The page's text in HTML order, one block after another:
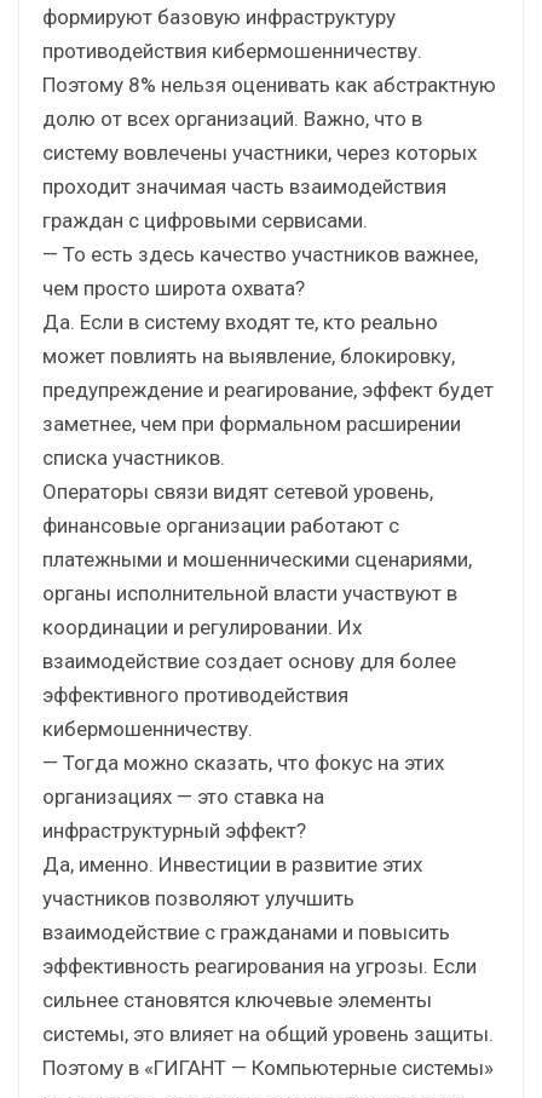
формируют базовую инфраструктуру
противодействия кибермошенничеству.
Поэтому 8% нельзя оценивать как абстрактную
долю от всех организаций. Важно, что в
систему вовлечены участники, через которых
проходит значимая часть взаимодействия
граждан с цифровыми сервисами.
— То есть здесь качество участников важнее,
чем просто широта охвата?
Да. Если в систему входят те, кто реально
может повлиять на выявление, блокировку,
предупреждение и реагирование, эффект будет
заметнее, чем при формальном расширении
списка участников.
Операторы связи видят сетевой уровень,
финансовые организации работают с
платежными и мошенническими сценариями,
органы исполнительной власти участвуют в
координации и регулировании. Их
взаимодействие создает основу для более
эффективного противодействия
кибермошенничеству.
— Тогда можно сказать, что фокус на этих
организациях — это ставка на
инфраструктурный эффект?
Да, именно. Инвестиции в развитие этих
участников позволяют улучшить
взаимодействие с гражданами и повысить
эффективность реагирования на угрозы. Если
сильнее становятся ключевые элементы
системы, это влияет на общий уровень защиты.
Поэтому в «ГИГАНТ — Компьютерные системы»